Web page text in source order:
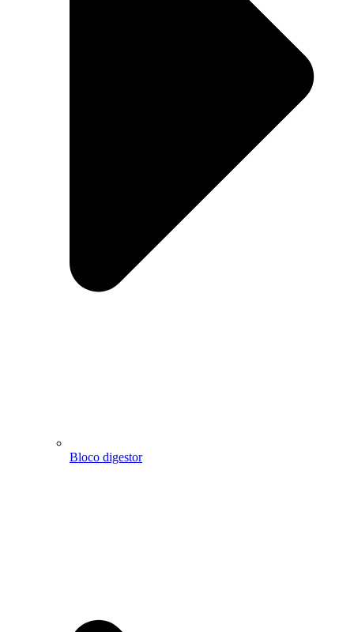
Bloco digestor